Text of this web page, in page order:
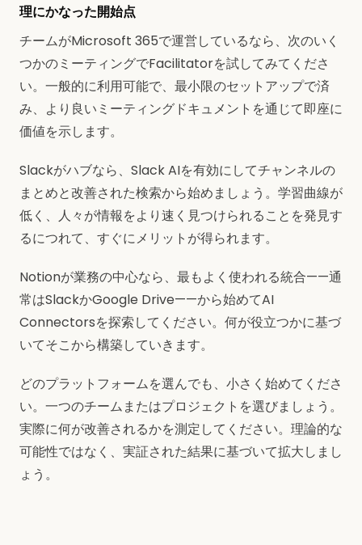
理にかなった開始点
チームがMicrosoft 365で運営しているなら、次のいく
つかのミーティングでFacilitatorを試してみてくださ
い。一般的に利用可能で、最小限のセットアップで済
み、より良いミーティングドキュメントを通じて即座に
価値を示します。
Slackがハブなら、Slack AIを有効にしてチャンネルの
まとめと改善された検索から始めましょう。学習曲線が
低く、人々が情報をより速く見つけられることを発見す
るにつれて、すぐにメリットが得られます。
Notionが業務の中心なら、最もよく使われる統合——通
常はSlackかGoogle Drive——から始めてAI
Connectorsを探索してください。何が役立つかに基づ
いてそこから構築していきます。
どのプラットフォームを選んでも、小さく始めてくださ
い。一つのチームまたはプロジェクトを選びましょう。
実際に何が改善されるかを測定してください。理論的な
可能性ではなく、実証された結果に基づいて拡大しまし
ょう。